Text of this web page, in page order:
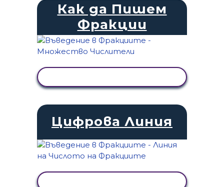
Как да Пишем
Фракции
Цифрова Линия